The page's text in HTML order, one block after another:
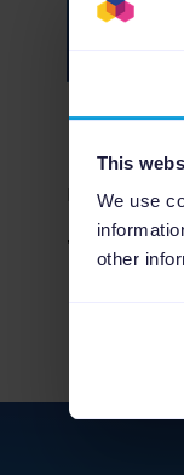
This
We use
other
Pour